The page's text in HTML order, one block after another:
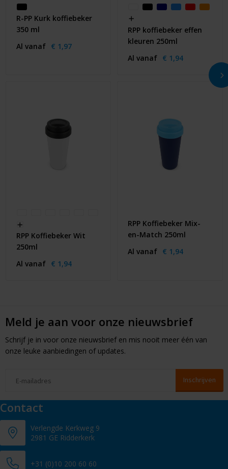
R-PP Kurk koffiebeker
350 ml
Al vanaf € 1,97
RPP koffiebeker effen
kleuren 250ml
Al vanaf € 1,94
RPP Koffiebeker Wit
250ml
Al vanaf € 1,94
RPP Koffiebeker Mix-
en-Match 250ml
Al vanaf € 1,94
Meld je aan voor onze nieuwsbrief
Schrijf je in voor onze nieuwsbrief en mis nooit meer één van
onze leuke aanbiedingen of updates.
Contact
Verlengde Kerkweg 9
2981 GE Ridderkerk
+31 (0)10 200 60 60